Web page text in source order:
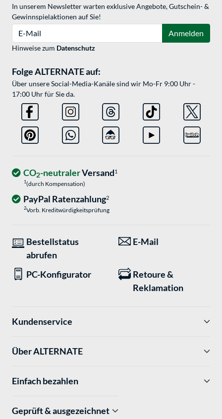
In unserem Newsletter warten exklusive Angebote, Gutschein- &
Gewinnspielaktionen auf Sie!
Anmelden
Hinweise zum Datenschutz
Folge ALTERNATE auf:
Über unsere Social-Media-Kanäle sind wir Mo-Fr 9:00 Uhr -
17:00 Uhr für Sie da.
CO2-neutralerVersand1
1(durch Kompensation)
PayPal Ratenzahlung2
2Vorb. Kreditwürdigkeitsprüfung
Bestellstatus
abrufen
E-Mail
PC-Konfigurator
Retoure &
Reklamation
Kundenservice
Über ALTERNATE
Einfach bezahlen
Geprüft & ausgezeichnet